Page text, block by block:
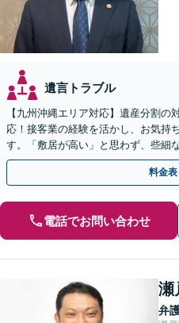
遺言トラブル
【九州沖縄エリア対応】遺産分割の
応！接客業の経験を活かし、お気持
す。「敷居が高い」と思わず、些細
い【初回相談無料】【夜間・休日相
料金
電話でお問い合わせ
瀬
弁